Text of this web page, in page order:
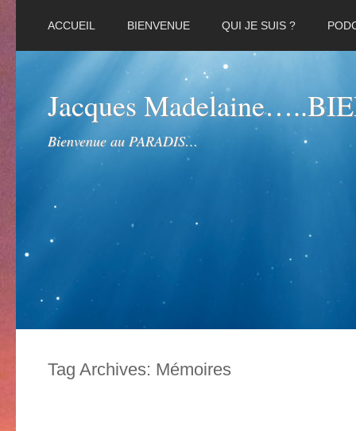
ACCUEIL BIENVENUE QUI JE SUIS ?
Jacques
Bienvenue au PARADIS…
Tag Archives: Mémoires